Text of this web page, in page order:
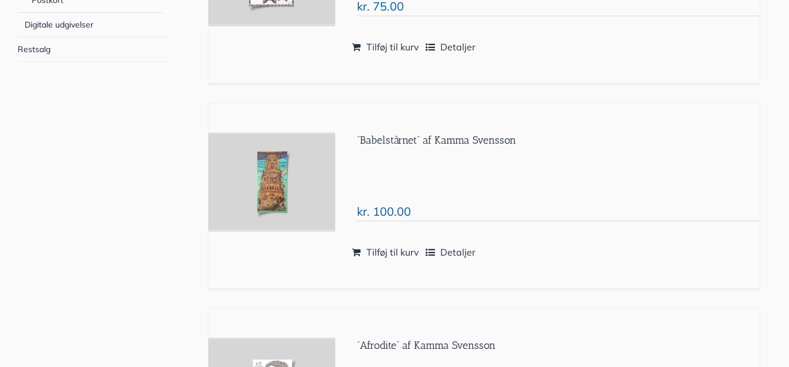
kr. 75.00
Tilføj til kurv Detaljer
”Babelstårnet” af Kamma Svensson
kr. 100.00
Tilføj til kurv Detaljer
”Afrodite” af Kamma Svensson
Digitale udgivelser
Restsalg